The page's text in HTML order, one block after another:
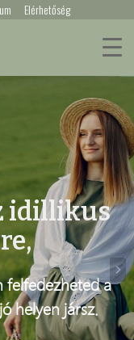
Elérhetőség
idillikus
felfedezheted a
helyen jársz.